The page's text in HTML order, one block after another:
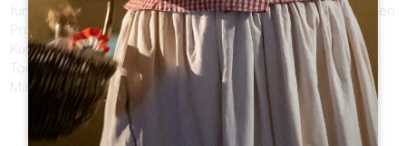
für ihre lebhaften Märkte, auf denen eine Vielzahl von lokalen
Produkten, kulinarischen Köstlichkeiten und regionalem
Kunsthandwerk angeboten wird. Ob Sie Einwohner oder
Tourist sind, diese umfassende Liste wird Ihnen helfen, die
Märkte der Region zu entdecken.